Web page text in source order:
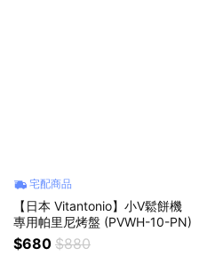
宅配商品
【日本 Vitantonio】小V鬆餅機
專用帕里尼烤盤 (PVWH-10-PN)
$680 $880